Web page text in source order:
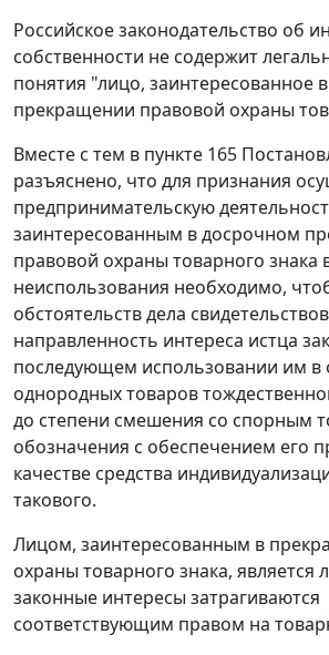
Российское законодательство об
собственности не содержит
понятия "лицо, заинтересованное
прекращении правовой охраны
Вместе с тем в пункте 165
разъяснено, что для признания
предпринимательскую
заинтересованным в досрочном
правовой охраны товарного знака
неиспользования необходимо,
обстоятельств дела
направленность интереса истца
последующем использовании им в
однородных товаров
до степени смешения со спорным
обозначения с обеспечением его
качестве средства
такового.
Лицом, заинтересованным в
охраны товарного знака, является
законные интересы затрагиваются
соответствующим правом на